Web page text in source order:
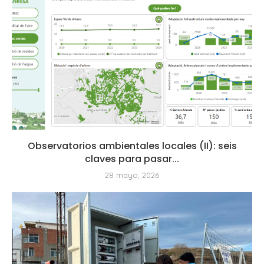
Observatorios ambientales locales (II): seis
claves para pasar...
28 mayo, 2026